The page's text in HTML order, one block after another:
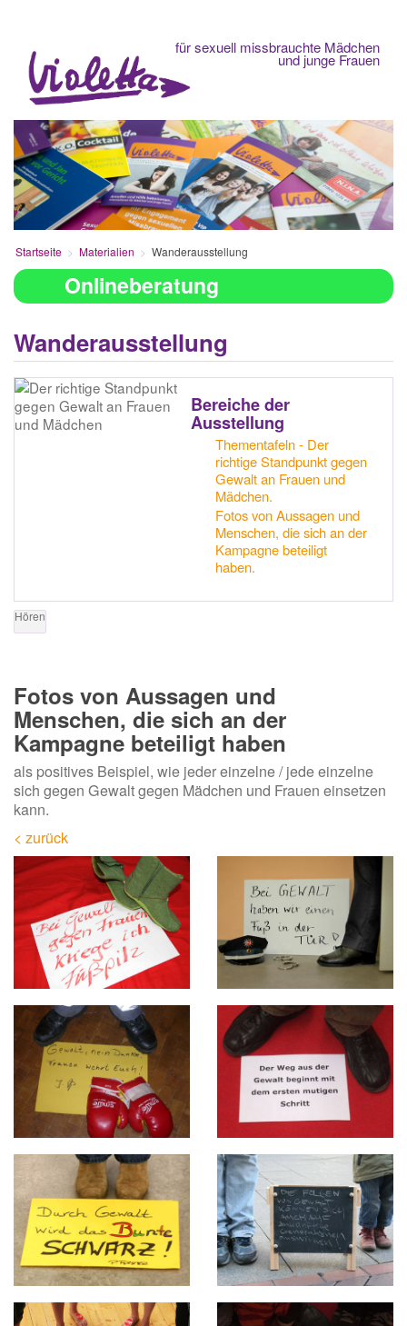
für sexuell missbrauchte Mädchen
und junge Frauen
Startseite Materialien Wanderausstellung
Onlineberatung
Wanderausstellung
Bereiche der
Ausstellung
Thementafeln - Der
richtige Standpunkt gegen
Gewalt an Frauen und
Mädchen.
Fotos von Aussagen und
Menschen, die sich an der
Kampagne beteiligt
haben.
Hören
Fotos von Aussagen und
Menschen, die sich an der
Kampagne beteiligt haben
als positives Beispiel, wie jeder einzelne / jede einzelne
sich gegen Gewalt gegen Mädchen und Frauen einsetzen
kann.
< zurück